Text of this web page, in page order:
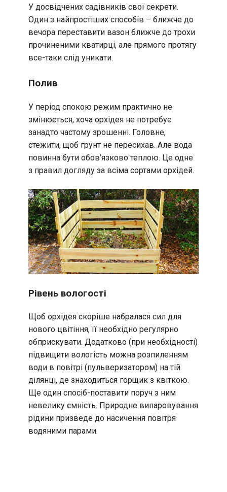
У досвідчених садівників свої секрети.
Один з найпростіших способів – ближче до
вечора переставити вазон ближче до трохи
прочиненими кватирці, але прямого протягу
все-таки слід уникати.
Полив
У період спокою режим практично не
змінюється, хоча орхідея не потребує
занадто частому зрошенні. Головне,
стежити, щоб грунт не пересихав. Але вода
повинна бути обов’язково теплою. Це одне
з правил догляду за всіма сортами орхідей.
Рівень вологості
Щоб орхідея скоріше набралася сил для
нового цвітіння, її необхідно регулярно
обприскувати. Додатково (при необхідності)
підвищити вологість можна розпиленням
води в повітрі (пульверизатором) на тій
ділянці, де знаходиться горщик з квіткою.
Ще один спосіб-поставити поруч з ним
невелику ємність. Природне випаровування
рідини призведе до насичення повітря
водяними парами.